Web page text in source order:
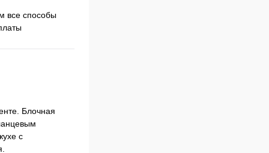
все способы
Блочная
с